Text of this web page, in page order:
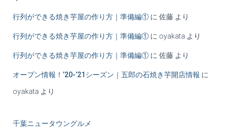
行列ができる焼き芋屋の作り方｜準備編① に 佐藤 より
行列ができる焼き芋屋の作り方｜準備編① に oyakata より
行列ができる焼き芋屋の作り方｜準備編① に 佐藤 より
オープン情報！’20-’21シーズン｜五郎の石焼き芋開店情報 に
oyakata より
千葉ニュータウングルメ